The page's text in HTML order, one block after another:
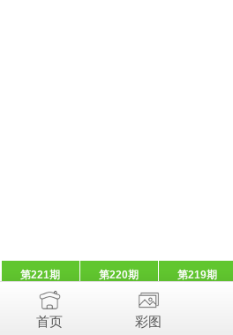
第221期 第220期 第219期
首页 彩图